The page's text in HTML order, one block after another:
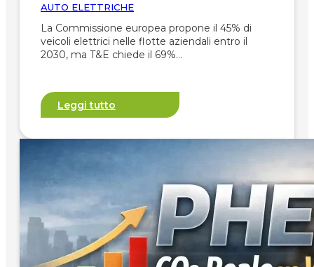
AUTO ELETTRICHE
La Commissione europea propone il 45% di
veicoli elettrici nelle flotte aziendali entro il
2030, ma T&E chiede il 69%…
Leggi tutto